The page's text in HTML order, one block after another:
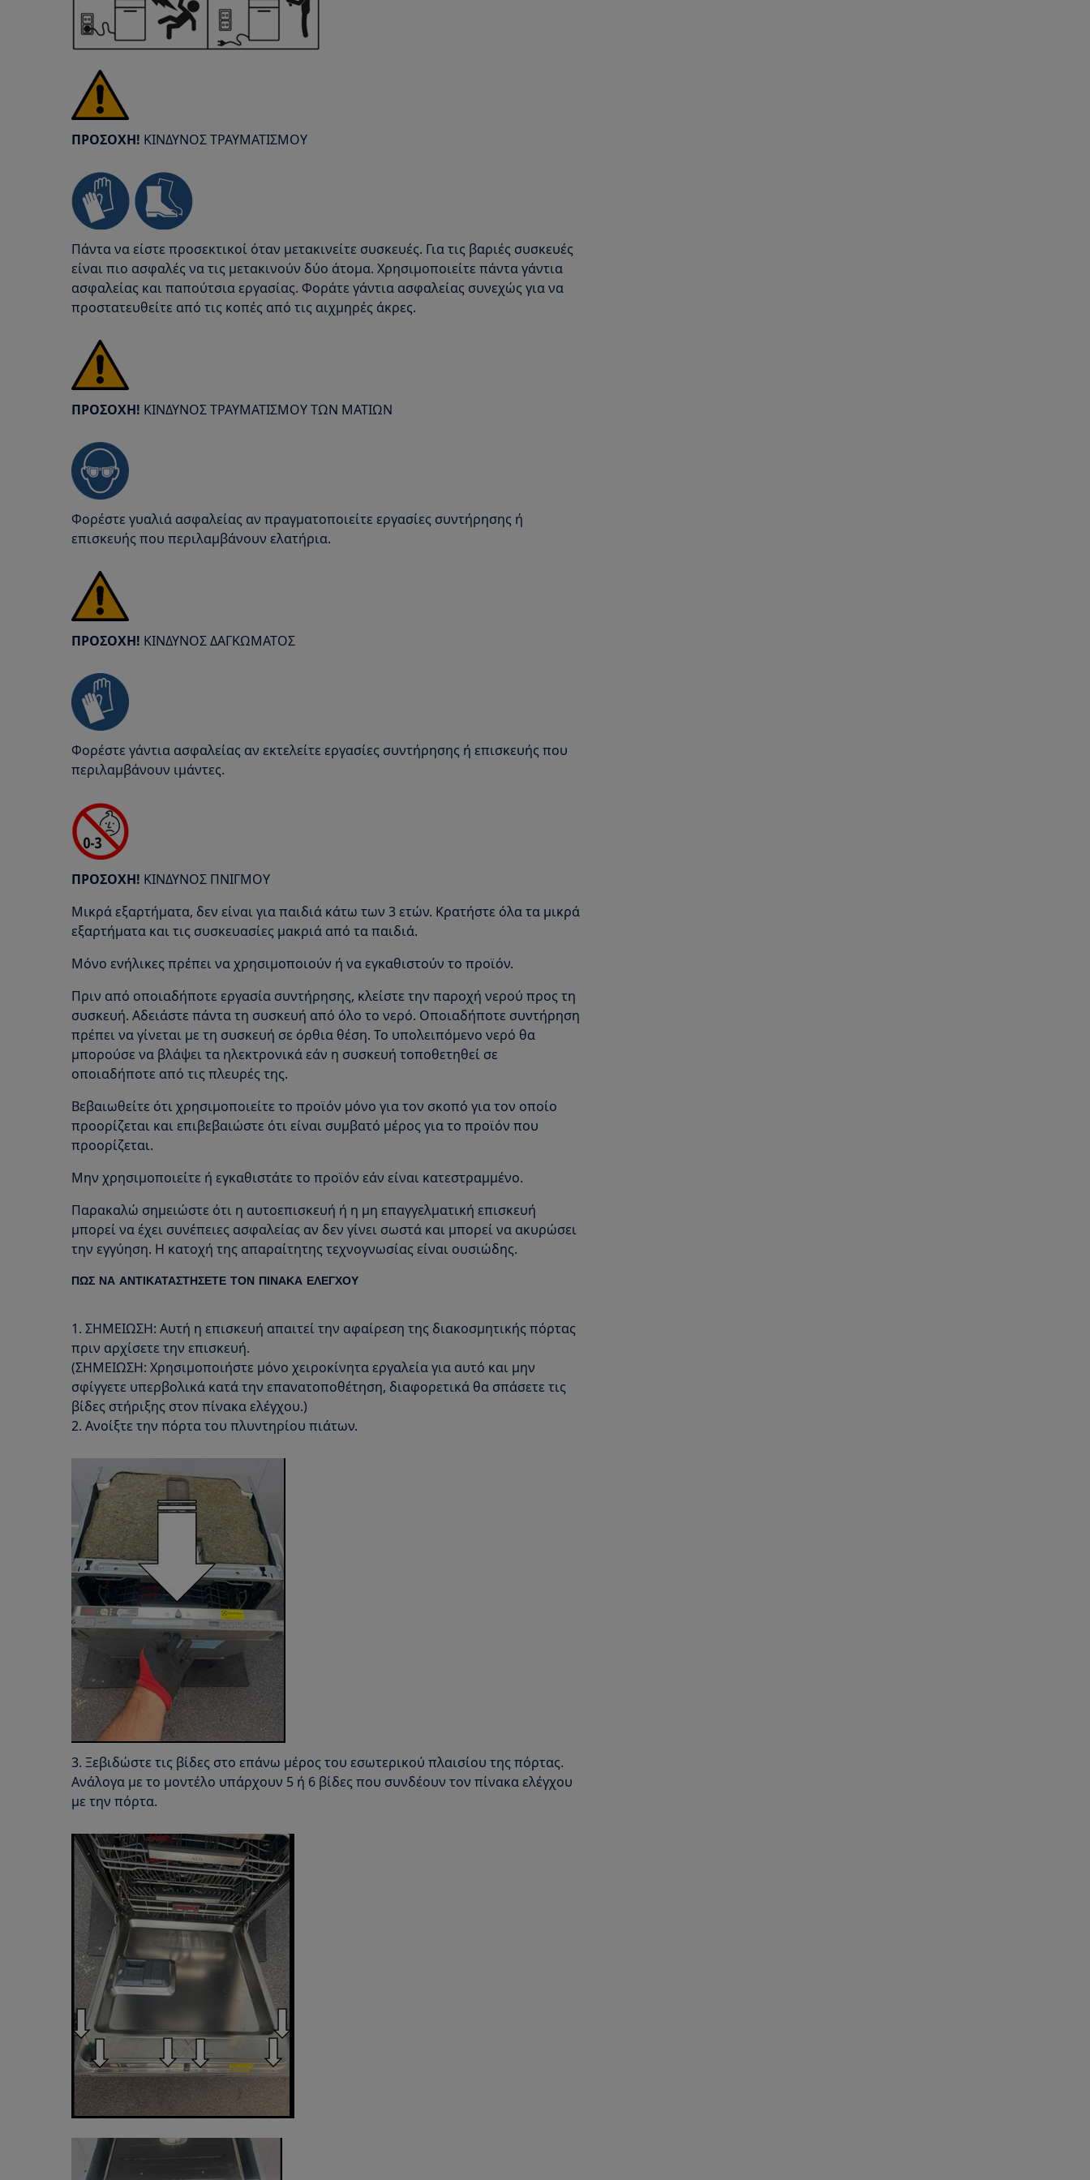
ΠΡΟΣΟΧΗ! ΚΙΝΔΥΝΟΣ ΤΡΑΥΜΑΤΙΣΜΟΥ
Πάντα να είστε προσεκτικοί όταν μετακινείτε συσκευές. Για τις βαριές συσκευές
είναι πιο ασφαλές να τις μετακινούν δύο άτομα. Χρησιμοποιείτε πάντα γάντια
ασφαλείας και παπούτσια εργασίας. Φοράτε γάντια ασφαλείας συνεχώς για να
προστατευθείτε από τις κοπές από τις αιχμηρές άκρες.
ΠΡΟΣΟΧΗ! ΚΙΝΔΥΝΟΣ ΤΡΑΥΜΑΤΙΣΜΟΥ ΤΩΝ ΜΑΤΙΩΝ
Φορέστε γυαλιά ασφαλείας αν πραγματοποιείτε εργασίες συντήρησης ή
επισκευής που περιλαμβάνουν ελατήρια.
ΠΡΟΣΟΧΗ! ΚΙΝΔΥΝΟΣ ΔΑΓΚΩΜΑΤΟΣ
Φορέστε γάντια ασφαλείας αν εκτελείτε εργασίες συντήρησης ή επισκευής που
περιλαμβάνουν ιμάντες.
ΠΡΟΣΟΧΗ! ΚΙΝΔΥΝΟΣ ΠΝΙΓΜΟΥ
Μικρά εξαρτήματα, δεν είναι για παιδιά κάτω των 3 ετών. Κρατήστε όλα τα μικρά
εξαρτήματα και τις συσκευασίες μακριά από τα παιδιά.
Μόνο ενήλικες πρέπει να χρησιμοποιούν ή να εγκαθιστούν το προϊόν.
Πριν από οποιαδήποτε εργασία συντήρησης, κλείστε την παροχή νερού προς τη
συσκευή. Αδειάστε πάντα τη συσκευή από όλο το νερό. Οποιαδήποτε συντήρηση
πρέπει να γίνεται με τη συσκευή σε όρθια θέση. Το υπολειπόμενο νερό θα
μπορούσε να βλάψει τα ηλεκτρονικά εάν η συσκευή τοποθετηθεί σε
οποιαδήποτε από τις πλευρές της.
Βεβαιωθείτε ότι χρησιμοποιείτε το προϊόν μόνο για τον σκοπό για τον οποίο
προορίζεται και επιβεβαιώστε ότι είναι συμβατό μέρος για το προϊόν που
προορίζεται.
Μην χρησιμοποιείτε ή εγκαθιστάτε το προϊόν εάν είναι κατεστραμμένο.
Παρακαλώ σημειώστε ότι η αυτοεπισκευή ή η μη επαγγελματική επισκευή
μπορεί να έχει συνέπειες ασφαλείας αν δεν γίνει σωστά και μπορεί να ακυρώσει
την εγγύηση. Η κατοχή της απαραίτητης τεχνογνωσίας είναι ουσιώδης.
ΠΩΣ ΝΑ ΑΝΤΙΚΑΤΑΣΤΗΣΕΤΕ ΤΟΝ ΠΙΝΑΚΑ ΕΛΕΓΧΟΥ
1. ΣΗΜΕΙΩΣΗ: Αυτή η επισκευή απαιτεί την αφαίρεση της διακοσμητικής πόρτας
πριν αρχίσετε την επισκευή.
(ΣΗΜΕΙΩΣΗ: Χρησιμοποιήστε μόνο χειροκίνητα εργαλεία για αυτό και μην
σφίγγετε υπερβολικά κατά την επανατοποθέτηση, διαφορετικά θα σπάσετε τις
βίδες στήριξης στον πίνακα ελέγχου.)
2. Ανοίξτε την πόρτα του πλυντηρίου πιάτων.
3. Ξεβιδώστε τις βίδες στο επάνω μέρος του εσωτερικού πλαισίου της πόρτας.
Ανάλογα με το μοντέλο υπάρχουν 5 ή 6 βίδες που συνδέουν τον πίνακα ελέγχου
με την πόρτα.